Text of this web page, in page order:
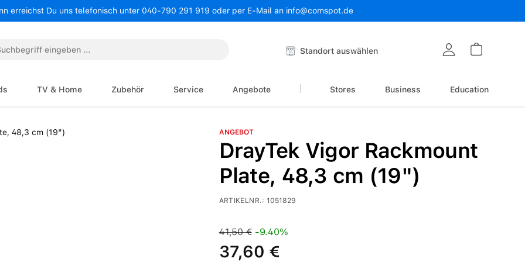
erreichst Du uns telefonisch unter 040-790 291 919 oder per E-Mail an info@comspot.de
Standort auswählen
TV & Home Zubehör Service Angebote Stores Business Education
ANGEBOT
DrayTek Vigor Rackmount
Plate, 48,3 cm (19")
ARTIKELNR.: 1051829
Verkaufspreis:
Regulärer Preis:
41,50 €-9.40%
37,60 €